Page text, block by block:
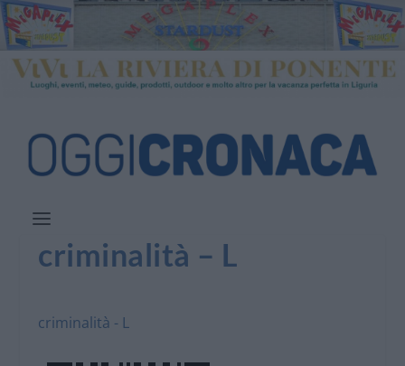
criminalità – L
criminalità - L